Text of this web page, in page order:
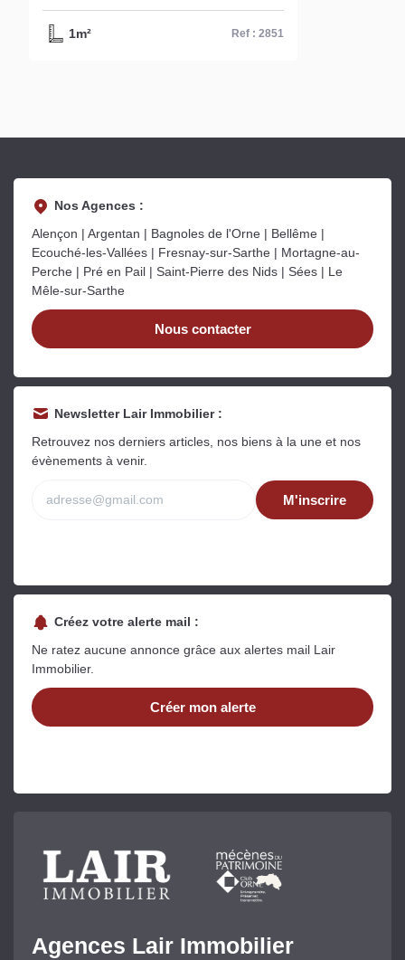
1m² Ref : 2851
Nos Agences :
Alençon | Argentan | Bagnoles de l'Orne | Bellême |
Ecouché-les-Vallées | Fresnay-sur-Sarthe | Mortagne-au-
Perche | Pré en Pail | Saint-Pierre des Nids | Sées | Le
Mêle-sur-Sarthe
Nous contacter
Newsletter Lair Immobilier :
Retrouvez nos derniers articles, nos biens à la une et nos
évènements à venir.
M'inscrire
Créez votre alerte mail :
Ne ratez aucune annonce grâce aux alertes mail Lair
Immobilier.
Créer mon alerte
Agences Lair Immobilier